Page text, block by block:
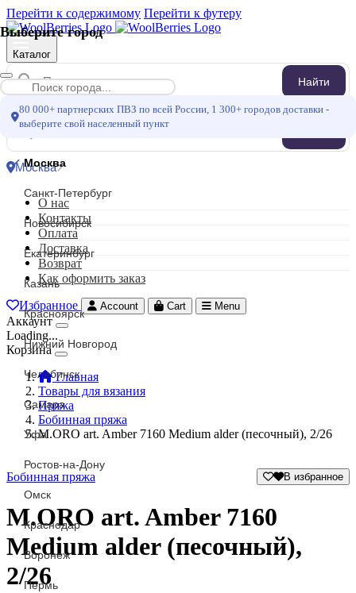
Перейти к содержимому Перейти к футеру
Каталог
Найти
Меню
Москва
О нас
Контакты
Оплата
Доставка
Возврат
Как оформить заказ
Избранное Account Cart Menu
Аккаунт
Loading...
Корзина
Главная
Товары для вязания
Пряжа
Бобинная пряжа
M.ORO art. Amber 7160 Medium alder (песочный), 2/26
Бобинная пряжа В избранное
M.ORO art. Amber 7160
Medium alder (песочный),
2/26
Выберите город
80 000+ партнерских ПВЗ по всей России, 1 300+ городов доставки -
выберите свой населенный пункт
Москва
Санкт-Петербург
Новосибирск
Екатеринбург
Казань
Красноярск
Нижний Новгород
Челябинск
Самара
Уфа
Ростов-на-Дону
Омск
Краснодар
Воронеж
Пермь